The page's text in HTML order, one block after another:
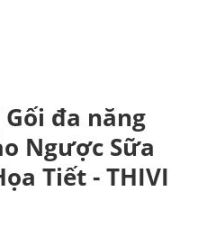
Gối đa năng
Ngược Sữa
Tiết - THIVI